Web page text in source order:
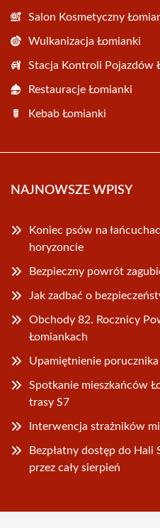
Salon Kosmetyczny
Wulkanizacja Łomianki
Stacja Kontroli Pojazdów
Restauracje Łomianki
Kebab Łomianki
NAJNOWSZE WPISY
Koniec psów na
horyzoncie
Bezpieczny powrót
Jak zadbać o
Obchody 82. Rocznicy
Łomiankach
Upamiętnienie
Spotkanie mieszkańców
trasy S7
Interwencja strażników
Bezpłatny dostęp do
przez cały sierpień